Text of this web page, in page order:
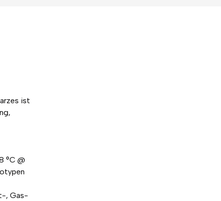
ist
°C @
, Gas-